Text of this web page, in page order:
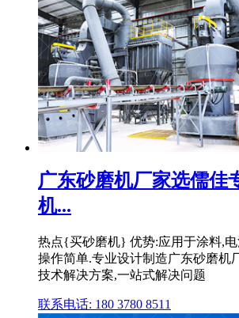
广东砂磨机厂家选儒佳
机...
热点{买砂磨机} 优势:应用于涂料,
操作简单.专业设计制造广东砂磨机
技术解决方案,一站式解决问题
联系电话: 180 3780 8511